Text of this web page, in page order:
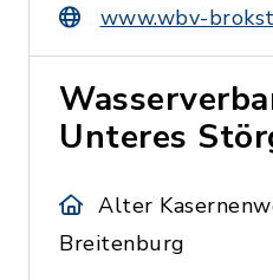
www.wbv-
Unteres
Alter
Breitenburg